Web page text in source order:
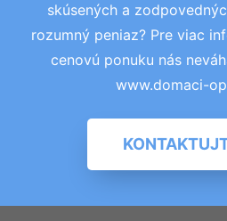
skúsených a
rozumný peniaz? Pre viac
cenovú ponuku nás
www.domaci-